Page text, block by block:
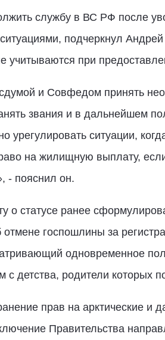
службу в ВС РФ после
подчеркнул
при
и Совфедом принять
звания и в дальнейшем
урегулировать ситуации,
на жилищную выплату,
- пояснил он.
о статусе ранее
госпошлины за
одновременное
детства, родители которых
прав на арктические и
Правительства